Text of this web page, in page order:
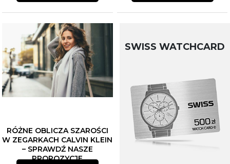
RÓŻNE OBLICZA SZAROŚCI
W ZEGARKACH CALVIN KLEIN
– SPRAWDŹ NASZE
PROPOZYCJE
SWISS WATCHCARD